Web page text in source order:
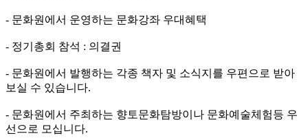
- 문화원에서 운영하는 문화강좌 우대혜택
- 정기총회 참석 : 의결권
- 문화원에서 발행하는 각종 책자 및 소식지를 우편으로 받아
보실 수 있습니다.
- 문화원에서 주최하는 향토문화탐방이나 문화예술체험등 우
선으로 모십니다.